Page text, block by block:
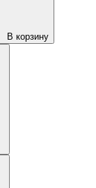
В корзину